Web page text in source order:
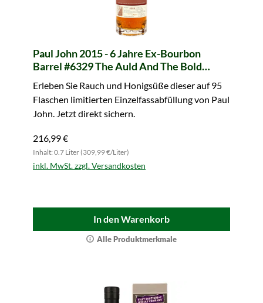
Paul John 2015 - 6 Jahre Ex-Bourbon
Barrel #6329 The Auld And The Bold
Erleben Sie Rauch und Honigsüße dieser auf 95
Flaschen limitierten Einzelfassabfüllung von Paul
John. Jetzt direkt sichern.
216,99 €
Inhalt: 0.7 Liter (309,99 €/Liter)
inkl. MwSt. zzgl. Versandkosten
In den Warenkorb
Alle Produktmerkmale